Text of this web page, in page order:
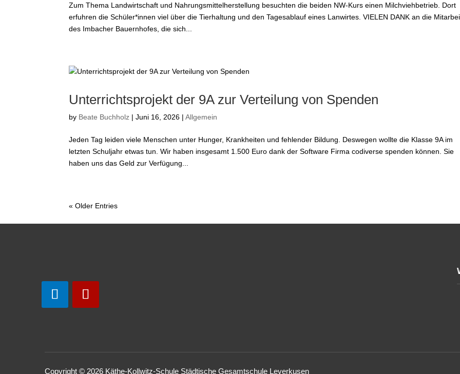
Zum Thema Landwirtschaft und Nahrungsmittelherstellung besuchten die beiden NW-Kurs einen Milchviehbetrieb. Dort
erfuhren die Schüler*innen viel über die Tierhaltung und den Tagesablauf eines Lanwirtes. VIELEN DANK an die
des Imbacher Bauernhofes, die sich...
Unterrichtsprojekt der 9A zur Verteilung von Spenden
by Beate Buchholz |Juni 16, 2026 |Allgemein
Jeden Tag leiden viele Menschen unter Hunger, Krankheiten und fehlender Bildung. Deswegen wollte die Klasse 9A im
letzten Schuljahr etwas tun. Wir haben insgesamt 1.500 Euro dank der Software Firma codiverse spenden können. Sie
haben uns das Geld zur Verfügung...
« Older Entries
Copyright © 2026 Käthe-Kollwitz-Schule Städtische Gesamtschule Leverkusen